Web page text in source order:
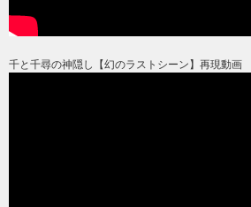
千と千尋の神隠し【幻のラストシーン】再現動画